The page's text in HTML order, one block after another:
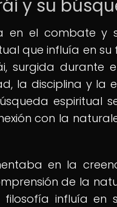
y su
en el combate y
que influía en
surgida durante
la disciplina y la
espiritual
con la
en la
de la
influía en